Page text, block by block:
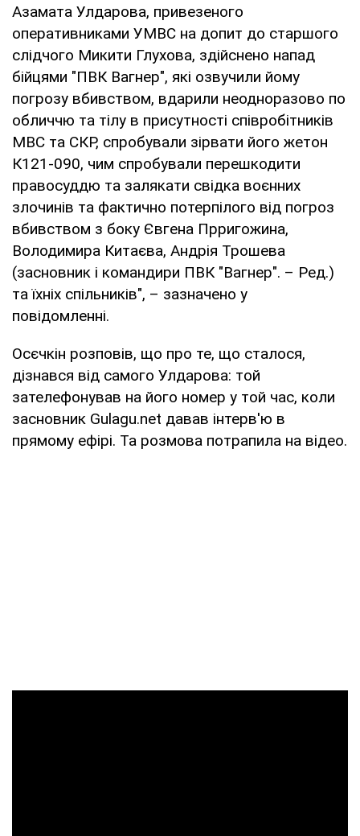
Азамата Улдарова, привезеного
оперативниками УМВС на допит до старшого
слідчого Микити Глухова, здійснено напад
бійцями "ПВК Вагнер", які озвучили йому
погрозу вбивством, вдарили неодноразово по
обличчю та тілу в присутності співробітників
МВС та СКР, спробували зірвати його жетон
К121-090, чим спробували перешкодити
правосуддю та залякати свідка воєнних
злочинів та фактично потерпілого від погроз
вбивством з боку Євгена Прригожина,
Володимира Китаєва, Андрія Трошева
(засновник і командири ПВК "Вагнер". – Ред.)
та їхніх спільників", – зазначено у
повідомленні.
Осєчкін розповів, що про те, що сталося,
дізнався від самого Улдарова: той
зателефонував на його номер у той час, коли
засновник Gulagu.net давав інтерв'ю в
прямому ефірі. Та розмова потрапила на відео.